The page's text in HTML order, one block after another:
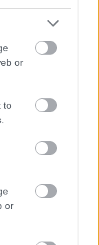
or
to
or
a